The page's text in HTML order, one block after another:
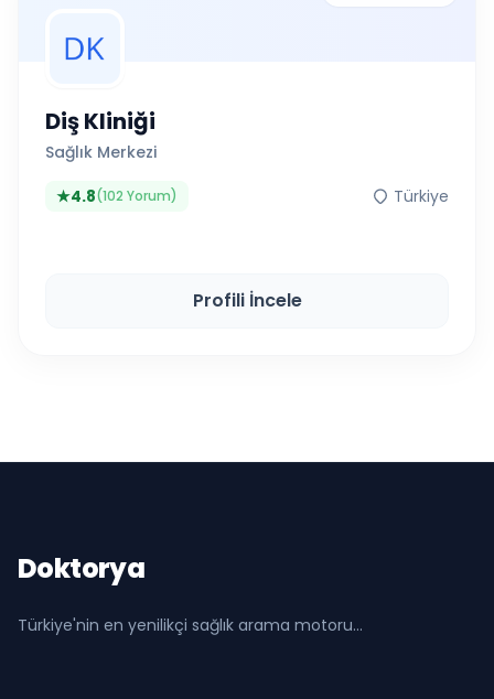
Diş Kliniği
Sağlık Merkezi
★4.8(102 Yorum) Türkiye
Profili İncele
Doktorya
Türkiye'nin en yenilikçi sağlık arama motoru...